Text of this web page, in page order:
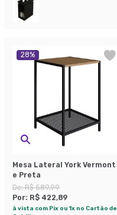
28%
Mesa Lateral York Vermont
e Preta
De:R$ 589,99
Por: R$ 422,89
à vista com Pix ou 1x no Cartão de